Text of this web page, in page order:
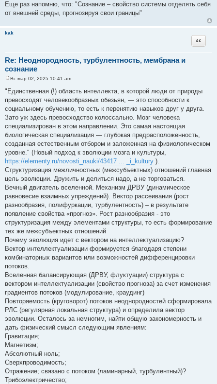
Еще раз напомню, что: "Сознание – свойство системы отделять себя
от внешней среды, прогнозируя свои границы"
kak
Re: Неоднородность, турбулентность, мембрана и
сознание
Цитата
о
о
б
е
н
е
Вс мар 02, 2025 10:41 am
"Единственная (!) область интеллекта, в которой люди от природы
превосходят человекообразных обезьян, — это способности к
социальному обучению, то есть к перенятию навыков друг у друга.
Зато уж здесь превосходство колоссально. Мозг человека
специализирован в этом направлении. Это самая настоящая
биологическая специализация — глубокая предрасположенность,
созданная естественным отбором и заложенная на физиологическом
уровне." (Новый подход к эволюции мозга и культуры,
https://elementy.ru/novosti_nauki/43417 ... _i_kultury ).
Структуризация межличностных (межсубъектных) отношений главная
цель эволюции. Дружить и делиться надо, а не торговаться.
Вечный двигатель вселенной. Механизм ДРВУ (динамическое
равновесие взаимных упреждений). Вектор рассеивания (рост
разнообразия, полифуркации, турбулентность) – в результате
появление свойства «прогноз». Рост разнообразия - это
структуризация между элементами структуры, то есть формирование
тех же межсубъектных отношений
Почему эволюция идет с вектором на интеллектуализацию?
Вектор интеллектуализации формируется благодаря степени
комбинаторных вариантов или возможностей дифференцировки
потоков.
Вселенная балансирующая (ДРВУ, флуктуации) структура с
вектором интеллектуализации (свойство прогноза) за счет изменения
градиентов потоков (модулирование, краудинг)
Повторяемость (круговорот) потоков неоднородностей сформировала
РЛС (регулярная локальная структура) и определила вектор
эволюции. Осталось за немногим, найти общую закономерность и
дать физический смысл следующим явлениям:
Гравитация;
Магнетизм;
Абсолютный ноль;
Сверхпроводимость;
Отражение; связано с потоком (ламинарный, турбулентный)?
Трибоэлектричество;